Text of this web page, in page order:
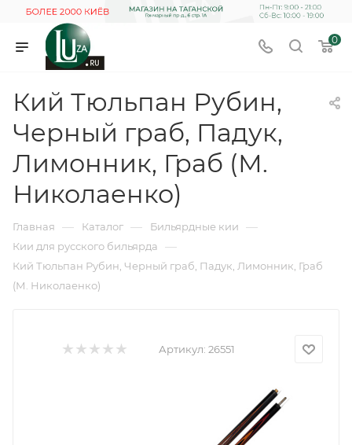
0
Кий Тюльпан Рубин,
Черный граб, Падук,
Лимонник, Граб (М.
Николаенко)
Главная — Каталог — Бильярдные кии —
Кии для русского бильярда —
Кий Тюльпан Рубин, Черный граб, Падук, Лимонник, Граб
(М. Николаенко)
Артикул: 26551